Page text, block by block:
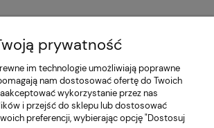
(0)
prywatność
im technologie umożliwiają poprawne
nam dostosować ofertę do Twoich
wykorzystanie przez nas
i przejść do sklepu lub dostosować
preferencji, wybierając opcję "Dostosuj